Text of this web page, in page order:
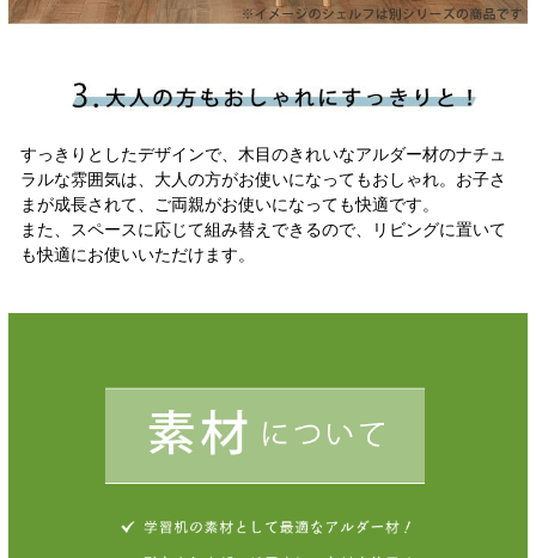
すっきりとしたデザインで、木目のきれいなアルダー材のナチュ
ラルな雰囲気は、大人の方がお使いになってもおしゃれ。お子さ
まが成長されて、ご両親がお使いになっても快適です。
また、スペースに応じて組み替えできるので、リビングに置いて
も快適にお使いいただけます。